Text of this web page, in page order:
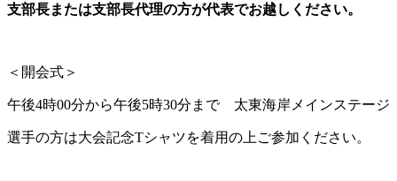
支部長または支部長代理の方が代表でお越しください。
＜開会式＞
午後4時00分から午後5時30分まで 太東海岸メインステージ
選手の方は大会記念Tシャツを着用の上ご参加ください。